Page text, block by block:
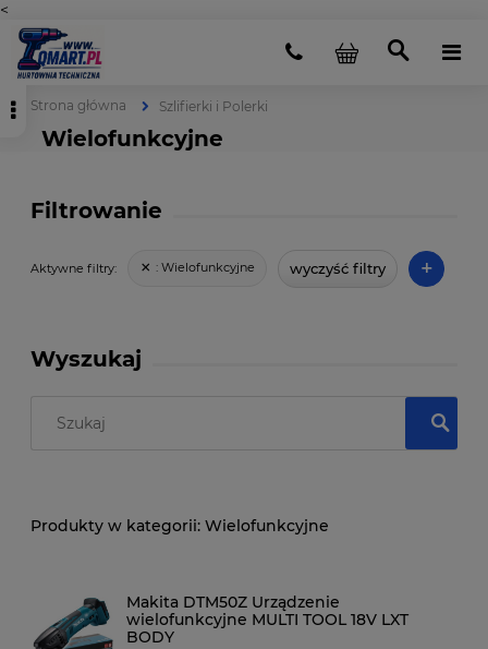
<
Strona główna Szlifierki i Polerki
Wielofunkcyjne
Filtrowanie
Aktywne filtry: : Wielofunkcyjne wyczyść filtry +
Wyszukaj
Wielofunkcyjne
Makita DTM50Z Urządzenie
wielofunkcyjne MULTI TOOL 18V LXT
BODY